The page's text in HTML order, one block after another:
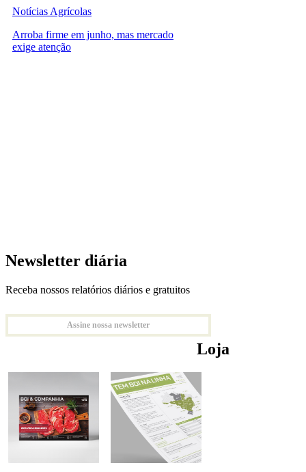
Notícias Agrícolas
Arroba firme em junho, mas mercado
exige atenção
Newsletter diária
Receba nossos relatórios diários e gratuitos
Assine nossa newsletter
Loja